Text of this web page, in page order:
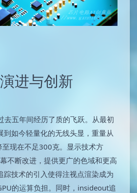
进与创新
五年间经历了质的飞跃。从最初
到如今轻量化的无线头显，重量从
现在不足300克。显示技术方
不断改进，提供更广的色域和更高
踪技术的引入使得注视点渲染成为
的运算负担。同时，insideout追